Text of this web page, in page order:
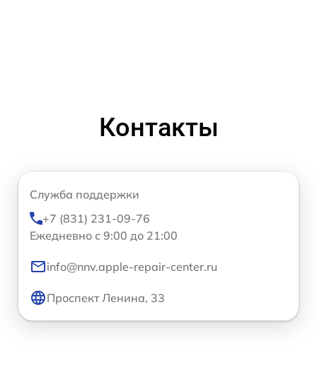
Контакты
Служба поддержки
+7 (831) 231-09-76
Ежедневно с 9:00 до 21:00
info@nnv.apple-repair-center.ru
Проспект Ленина, 33